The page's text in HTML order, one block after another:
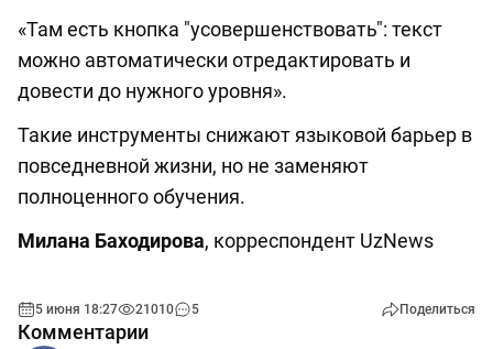
«Там есть кнопка "усовершенствовать": текст
можно автоматически отредактировать и
довести до нужного уровня».
Такие инструменты снижают языковой барьер в
повседневной жизни, но не заменяют
полноценного обучения.
Милана Баходирова, корреспондент UzNews
5 июня 18:27 21010 5 Поделиться
Комментарии